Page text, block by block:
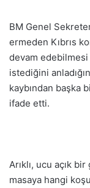
BM Genel
ermeden Kıbrıs
devam edebilmesi
istediğini
kaybından başka
ifade etti.
Arıklı, ucu açık
masaya hangi